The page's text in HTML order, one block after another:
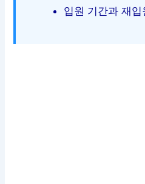
입원 기간과 재